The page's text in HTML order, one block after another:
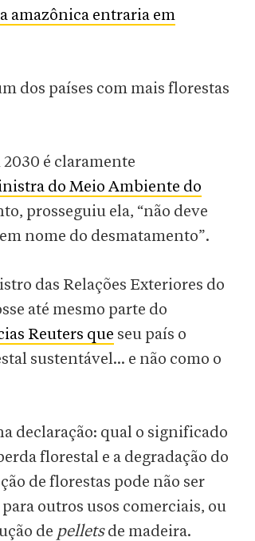
amazônica entraria em
dos países com mais florestas
é claramente
do Meio Ambiente do
prosseguiu ela, “não deve
nome do desmatamento”.
das Relações Exteriores do
até mesmo parte do
Reuters que seu país o
sustentável... e não como o
declaração: qual o significado
florestal e a degradação do
de florestas pode não ser
outros usos comerciais, ou
de pelletsde madeira.